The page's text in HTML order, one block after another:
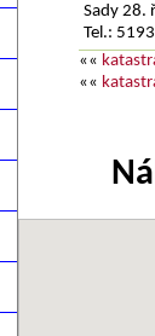
Sady 28.
Tel.:
««
««